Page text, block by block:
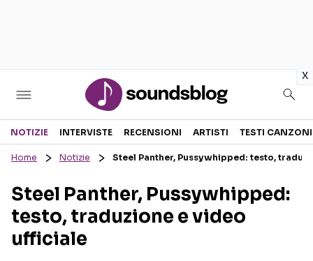
x
Sezioni
RECENSIONI MUSICALI
INTERVISTE
GOSSIP E CURIOSITÀ
TESTI CANZONI
TOUR ED EVENTI
NOTIZIE INTERVISTE RECENSIONI ARTISTI TESTI CANZONI
Home Notizie Steel Panther, Pussywhipped: testo,
Steel Panther, Pussywhipped:
testo, traduzione e video
ufficiale